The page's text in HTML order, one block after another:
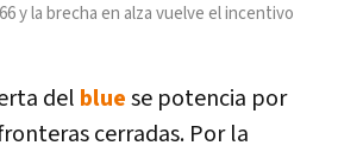
y la brecha en alza vuelve el incentivo
del bluese potencia por
cerradas. Por la